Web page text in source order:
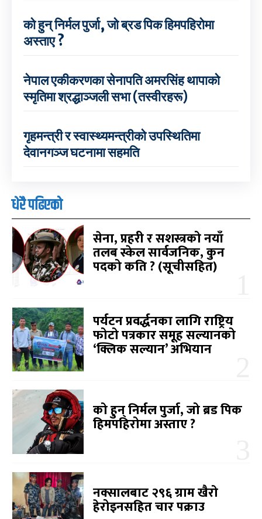
को हुन् निर्मल पुर्जा, जो ब्रड पिक हिमपहिरोमा
अस्ताए ?
नेपाल एकीकरणका सेनापति अमरसिंह थापाको
स्मृतिमा श्रद्धाञ्जली सभा (तस्वीरहरू)
गृहमन्त्री र स्वास्थ्यमन्त्रीको उपस्थितिमा
देवानगञ्ज घटनामा सहमति
धेरै पढिएको
सेना, प्रहरी र सशस्त्रको नयाँ
तलब स्केल सार्वजनिक, कुन
पदको कति ? (सूचीसहित)
पर्यटन प्रवर्द्धनका लागि राष्ट्रिय
फोटो पत्रकार समूह सल्यानको
‘क्लिक सल्यान’ अभियान
को हुन् निर्मल पुर्जा, जो ब्रड पिक
हिमपहिरोमा अस्ताए ?
नक्सालबाट २९६ ग्राम खैरो
हेरोइनसहित चार पक्राउ